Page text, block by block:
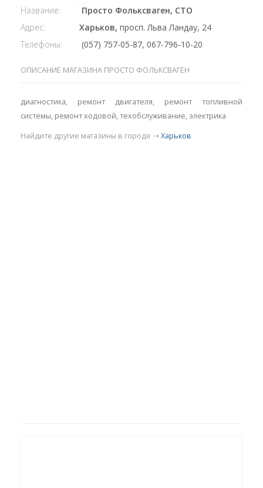
Название:
Просто Фольксваген, СТО
Адрес:
Харьков, просп. Льва Ландау, 24
Телефоны:
(057) 757-05-87, 067-796-10-20
ОПИСАНИЕ МАГАЗИНА ПРОСТО ФОЛЬКСВАГЕН
диагностика, ремонт двигателя, ремонт топливной
системы, ремонт ходовой, техобслуживание, электрика
Найдите другие магазины в городе ⇢ Харьков